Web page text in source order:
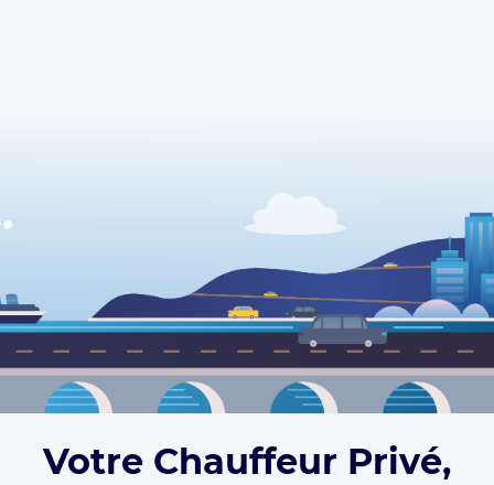
Votre Chauffeur Privé,